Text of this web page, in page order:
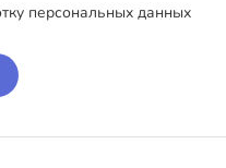
персональных данных